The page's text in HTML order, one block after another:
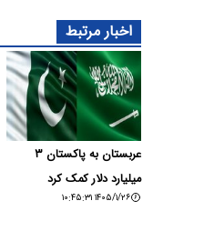
اخبار مرتبط
عربستان به پاکستان ۳
میلیارد دلار کمک کرد
۱۴۰۵/۱/۲۶ ۱۰:۴۵:۳۱